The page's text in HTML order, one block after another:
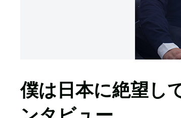
僕は日本に絶望し